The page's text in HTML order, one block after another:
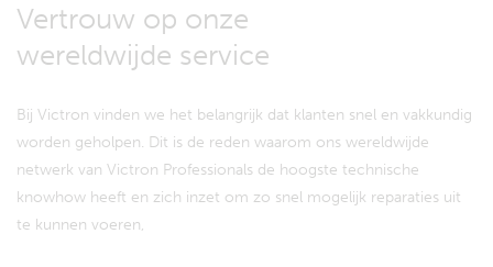
Vertrouw op onze
wereldwijde service
Bij Victron vinden we het belangrijk dat klanten snel en vakkundig
worden geholpen. Dit is de reden waarom ons wereldwijde
netwerk van Victron Professionals de hoogste technische
knowhow heeft en zich inzet om zo snel mogelijk reparaties uit
te kunnen voeren,